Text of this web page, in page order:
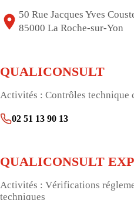
50 Rue Jacques Yves
85000 La Roche-sur-Yon
QUALICONSULT
Activités : Contrôles technique
02 51 13 90 13
QUALICONSULT
Activités : Vérifications
techniques